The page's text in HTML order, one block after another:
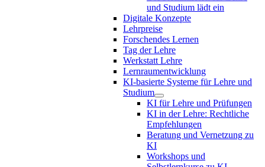
und Studium lädt ein
Digitale Konzepte
Lehrpreise
Forschendes Lernen
Tag der Lehre
Werkstatt Lehre
Lernraumentwicklung
KI-basierte Systeme für Lehre und
Studium
KI für Lehre und Prüfungen
KI in der Lehre: Rechtliche
Empfehlungen
Beratung und Vernetzung zu
KI
Workshops und